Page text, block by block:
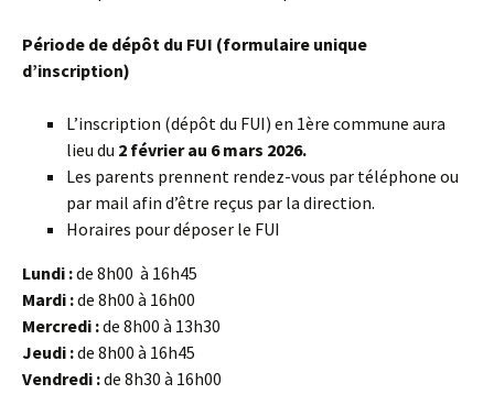
Période de dépôt du FUI (formulaire unique
d’inscription)
L’inscription (dépôt du FUI) en 1ère commune aura
lieu du 2 février au 6 mars 2026.
Les parents prennent rendez-vous par téléphone ou
par mail afin d’être reçus par la direction.
Horaires pour déposer le FUI
Lundi :de 8h00 à 16h45
Mardi :de 8h00 à 16h00
Mercredi :de 8h00 à 13h30
Jeudi :de 8h00 à 16h45
Vendredi :de 8h30 à 16h00